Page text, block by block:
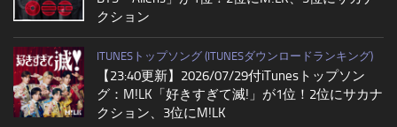
クション
ITUNESトップソング (ITUNESダウンロードランキング)
【23:40更新】2026/07/29付iTunesトップソン
グ：M!LK「好きすぎて滅!」が1位！2位にサカナ
クション、3位にM!LK